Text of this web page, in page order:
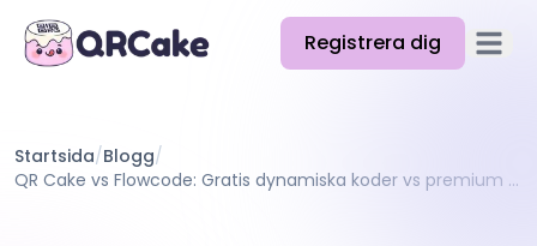
Registrera dig
Priser
Startsida/Blogg/
QR Cake vs Flowcode: Gratis dynamiska koder vs premium varumärkes-QR